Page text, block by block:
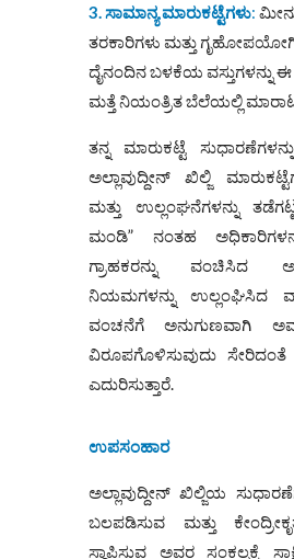
3. ಸಾಮಾನ್ಯ ಮಾರುಕಟ್ಟೆಗಳು:
ತರಕಾರಿಗಳು ಮತ್ತು
ದೈನಂದಿನ ಬಳಕೆಯ ವಸ್ತುಗಳನ್ನು ಈ
ಮತ್ತೆ ನಿಯಂತ್ರಿತ ಬೆಲೆಯಲ್ಲಿ
ತನ್ನ ಮಾರುಕಟ್ಟೆ
ಅಲ್ಲಾವುದ್ದೀನ್ ಖಿಲ್ಜಿ
ಮತ್ತು ಉಲ್ಲಂಘನೆಗಳನ್ನು
ಮಂಡಿ” ನಂತಹ
ಗ್ರಾಹಕರನ್ನು ವಂಚಿಸಿದ
ನಿಯಮಗಳನ್ನು ಉಲ್ಲಂಘಿಸಿದ
ವಂಚನೆಗೆ ಅನುಗುಣವಾಗಿ
ವಿರೂಪಗೊಳಿಸುವುದು ಸೇರಿದಂತೆ
ಎದುರಿಸುತ್ತಾರೆ.
ಉಪಸಂಹಾರ
ಅಲ್ಲಾವುದ್ದೀನ್ ಖಿಲ್ಜಿಯ
ಬಲಪಡಿಸುವ ಮತ್ತು
ಸ್ಥಾಪಿಸುವ ಅವರ ಸಂಕಲ್ಪಕ್ಕೆ